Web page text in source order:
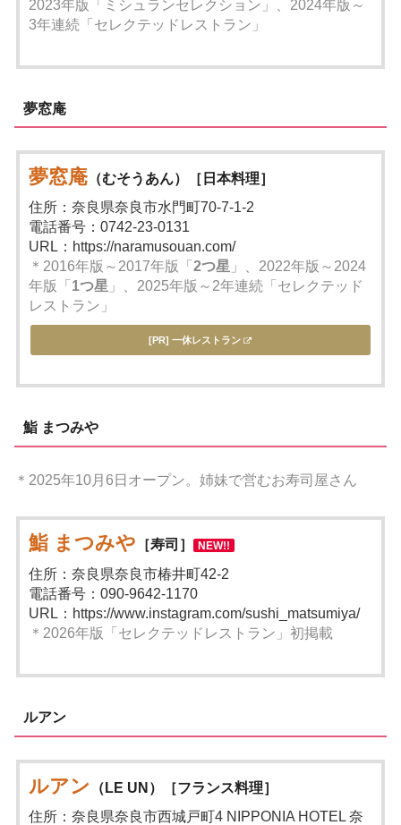
2023年版「ミシュランセレクション」、2024年版～
3年連続「セレクテッドレストラン」
夢窓庵
夢窓庵（むそうあん）［日本料理］
住所：奈良県奈良市水門町70-7-1-2
電話番号：0742-23-0131
URL：https://naramusouan.com/
＊2016年版～2017年版「2つ星 」、2022年版～2024
年版「 1つ星 」、2025年版～2年連続「セレクテッド
レストラン」
[PR] 一休レストラン
鮨 まつみや
＊2025年10月6日オープン。姉妹で営むお寿司屋さん
鮨 まつみや ［寿司］ NEW!!
住所：奈良県奈良市椿井町42-2
電話番号：090-9642-1170
URL：https://www.instagram.com/sushi_matsumiya/
＊2026年版「セレクテッドレストラン」初掲載
ルアン
ルアン
（LE UN）［フランス料理］
住所：奈良県奈良市西城戸町4 NIPPONIA HOTEL 奈